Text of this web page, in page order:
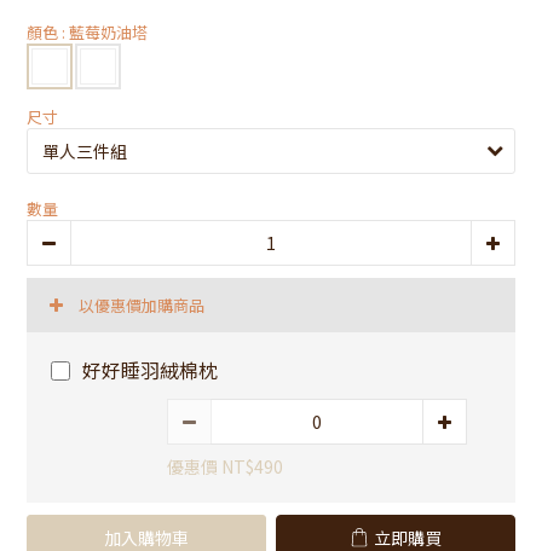
顏色 : 藍莓奶油塔
尺寸
數量
以優惠價加購商品
好好睡羽絨棉枕
優惠價 NT$490
加入購物車 立即購買